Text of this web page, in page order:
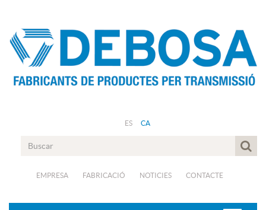
ES CA
EMPRESA FABRICACIÓ NOTICIES CONTACTE